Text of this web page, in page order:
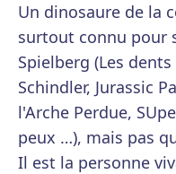
Un dinosaure de la
surtout connu pour
Spielberg (Les dents
Schindler, Jurassic
l'Arche Perdue,
peux …), mais pas
Il est la personne